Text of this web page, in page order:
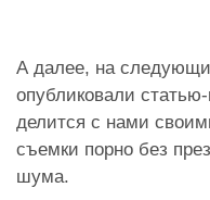
А далее, на
опубликовали
делится с нами
съемки порно без
шума.